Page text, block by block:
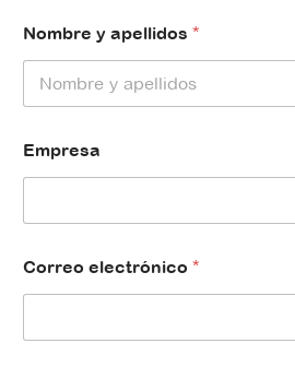
Nombre y apellidos *
G
P
r
r
e
a
Empresa
Correo electrónico *